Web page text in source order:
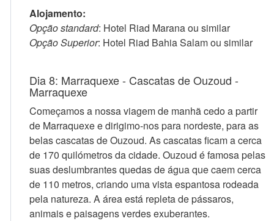
Alojamento:
Opção standard: Hotel Riad Marana ou similar
Opção Superior: Hotel Riad Bahia Salam ou similar
Dia 8: Marraquexe - Cascatas de Ouzoud -
Marraquexe
Começamos a nossa viagem de manhã cedo a partir
de Marraquexe e dirigimo-nos para nordeste, para as
belas cascatas de Ouzoud. As cascatas ficam a cerca
de 170 quilómetros da cidade. Ouzoud é famosa pelas
suas deslumbrantes quedas de água que caem cerca
de 110 metros, criando uma vista espantosa rodeada
pela natureza. A área está repleta de pássaros,
animais e paisagens verdes exuberantes.